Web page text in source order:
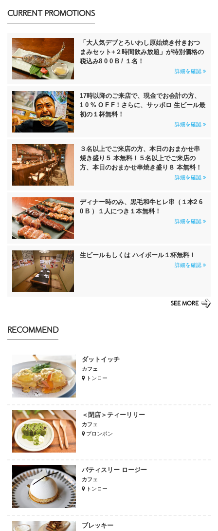
CURRENT PROMOTIONS
「大人気デブとろいわし原始焼き付きおつ
まみセット+２時間飲み放題」が特別価格の
税込み8 0 0 B / １名！
詳細を確認
17時以降のご来店で、現金でお会計の方、
1 0 % O F F！さらに、サッポロ 生ビール最
初の１杯無料！
詳細を確認
３名以上でご来店の方、本日のおまかせ串
焼き盛り５ 本無料！５名以上でご来店の
方、本日のおまかせ串焼き盛り８ 本無料！
詳細を確認
ディナー時のみ、黒毛和牛ヒレ串（１本2 6
0 B ）１人につき１本無料！
詳細を確認
生ビールもしくは ハイボール１杯無料！
詳細を確認
SEE MORE
RECOMMEND
ダットイッチ
カフェ
トンロー
＜閉店＞ティーリリー
カフェ
プロンポン
パティスリー ロージー
カフェ
トンロー
ブレッキー